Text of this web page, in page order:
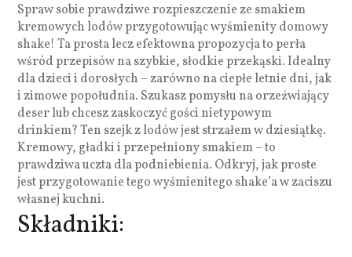
Spraw sobie prawdziwe rozpieszczenie ze smakiem
kremowych lodów przygotowując wyśmienity domowy
shake! Ta prosta lecz efektowna propozycja to perła
wśród przepisów na szybkie, słodkie przekąski. Idealny
dla dzieci i dorosłych – zarówno na ciepłe letnie dni, jak
i zimowe popołudnia. Szukasz pomysłu na orzeźwiający
deser lub chcesz zaskoczyć gości nietypowym
drinkiem? Ten szejk z lodów jest strzałem w dziesiątkę.
Kremowy, gładki i przepełniony smakiem – to
prawdziwa uczta dla podniebienia. Odkryj, jak proste
jest przygotowanie tego wyśmienitego shake’a w zaciszu
własnej kuchni.
Składniki: